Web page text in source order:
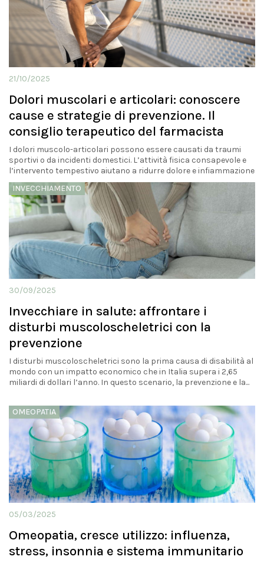
21/10/2025
Dolori muscolari e articolari: conoscere
cause e strategie di prevenzione. Il
consiglio terapeutico del farmacista
I dolori muscolo-articolari possono essere causati da traumi
sportivi o da incidenti domestici. L’attività fisica consapevole e
l’intervento tempestivo aiutano a ridurre dolore e infiammazione
INVECCHIAMENTO
30/09/2025
Invecchiare in salute: affrontare i
disturbi muscoloscheletrici con la
prevenzione
I disturbi muscoloscheletrici sono la prima causa di disabilità al
mondo con un impatto economico che in Italia supera i 2,65
miliardi di dollari l’anno. In questo scenario, la prevenzione e la...
OMEOPATIA
05/03/2025
Omeopatia, cresce utilizzo: influenza,
stress, insonnia e sistema immunitario